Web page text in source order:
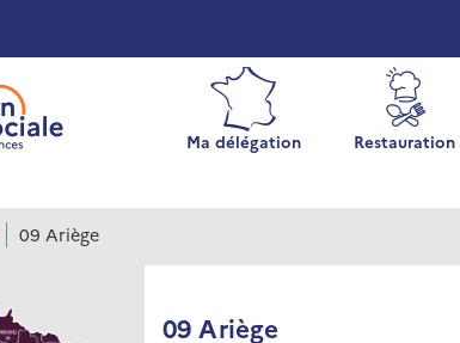
Ma délégation Restauration
09 Ariège
09 Ariège